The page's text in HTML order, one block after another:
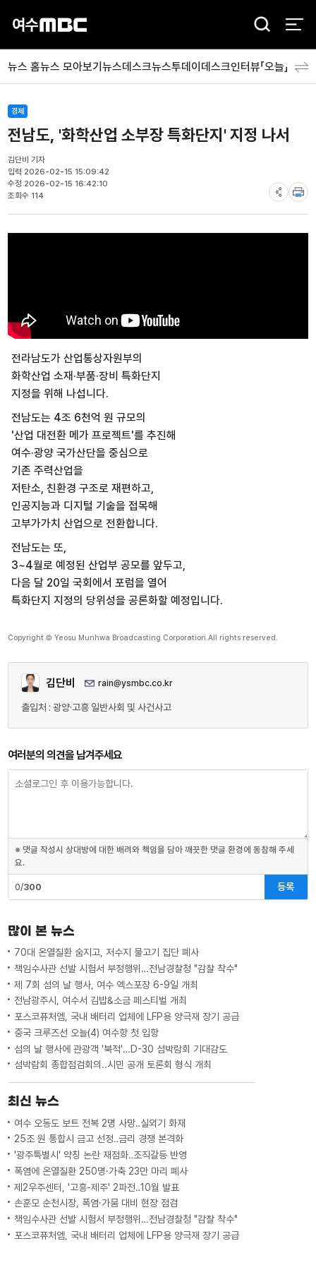
검
뉴스 홈뉴스 모아보기뉴스데스크뉴스투데이데스크인터뷰「오늘」 분야
경제
전남도, '화학산업 소부장 특화단지' 지정 나서
김단비 기자
입력 2026-02-15 15:09:42
수정 2026-02-15 16:42:10
조회수 114
전라남도가 산업통상자원부의
화학산업 소재·부품·장비 특화단지
지정을 위해 나섭니다.
전남도는 4조 6천억 원 규모의
'산업 대전환 메가 프로젝트'를 추진해
여수·광양 국가산단을 중심으로
기존 주력산업을
저탄소, 친환경 구조로 재편하고,
인공지능과 디지털 기술을 접목해
고부가가치 산업으로 전환합니다.
전남도는 또,
3~4월로 예정된 산업부 공모를 앞두고,
다음 달 20일 국회에서 포럼을 열어
특화단지 지정의 당위성을 공론화할 예정입니다.
Copyright © Yeosu Munhwa Broadcasting Corporation.All rights reserved.
김단비 rain@ysmbc.co.kr
출입처 : 광양·고흥 일반사회 및 사건사고
여러분의 의견을 남겨주세요
※ 댓글 작성시 상대방에 대한 배려와 책임을 담아 깨끗한 댓글 환경에 동참해 주세
요.
0/300 등록
많이 본 뉴스
70대 온열질환 숨지고, 저수지 물고기 집단 폐사
책임수사관 선발 시험서 부정행위…전남경찰청 "감찰 착수"
제 7회 섬의 날 행사, 여수 엑스포장 6-9일 개최
전남광주시, 여수서 김밥&소금 페스티벌 개최
포스코퓨처엠, 국내 배터리 업체에 LFP용 양극재 장기 공급
중국 크루즈선 오늘(4) 여수항 첫 입항
섬의 날 행사에 관광객 '북적'…D-30 섬박람회 기대감도
섬박람회 종합점검회의..시민 공개 토론회 형식 개최
최신 뉴스
여수 오동도 보트 전복 2명 사망‥실외기 화재
25조 원 통합시 금고 선정‥금리 경쟁 본격화
'광주특별시' 약칭 논란 재점화‥조직갈등 반영
폭염에 온열질환 250명·가축 23만 마리 폐사
제2우주센터, '고흥-제주' 2파전‥10월 발표
손훈모 순천시장, 폭염·가뭄 대비 현장 점검
책임수사관 선발 시험서 부정행위…전남경찰청 "감찰 착수"
포스코퓨처엠, 국내 배터리 업체에 LFP용 양극재 장기 공급